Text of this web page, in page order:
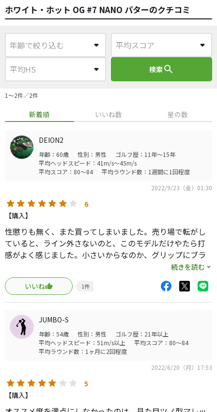
ホワイト・ホット OG #7 NANO パターのクチコミ
検索search
1〜2件／2件
新着順 いいね数 星の数
DEION2
年齢：60歳 性別：男性
ゴルフ歴：11年～15年
平均ヘッドスピード：41m/s～45m/s
平均スコア：80～84
平均ラウンド数：1週間に1回程度
2022/9/23（金）01:30
6
【購入】
性懲りも無く、また買ってしまいました。売り場で転がし
ていると、ライン外さないのと、このモデルだけやたら打
感がよく感じました。小さいからなのか、グリップにブラ
ックアウトが使われているためかわかりません。
とにかく易しく感じます。
純正のグリップのモデルは良いとは思いませんでした。グ
リップ一つで印象変わるものです。
ヘッドが小さいので集中でき、転がす方向へ出し易いで
す。
久々のショートパットミス無し、30パット切りだったので
しばらく使ってみます。
以外のオデッセイのパターはどれひとつ良いとは思えず。
特に最近のグリップが苦手なので、手持ちのパターの多く
をブラックアウトに変えようかなと考えています。違う一
面を引き出せたら楽しいかも？です。
続きを読む
いいね
1件
JUMBO-S
年齢：54歳 性別：男性
ゴルフ歴：21年以上
平均ヘッドスピード：51m/s以上
平均スコア：80～84
平均ラウンド数：1ヶ月に2回程度
2022/6/20（月）17:53
5
【購入】